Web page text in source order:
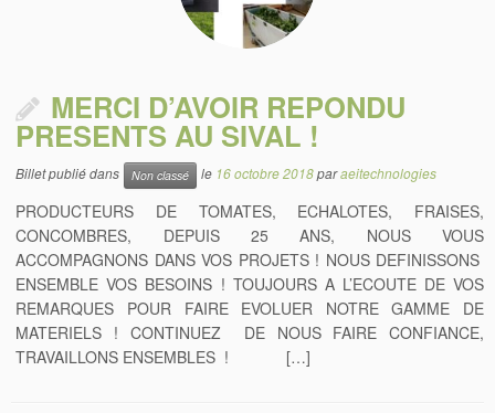
MERCI D’AVOIR REPONDU
PRESENTS AU SIVAL !
Billet publié dans Non classé le 16 octobre 2018paraeitechnologies
PRODUCTEURS DE TOMATES, ECHALOTES, FRAISES,
CONCOMBRES, DEPUIS 25 ANS, NOUS VOUS
ACCOMPAGNONS DANS VOS PROJETS ! NOUS DEFINISSONS
ENSEMBLE VOS BESOINS ! TOUJOURS A L’ECOUTE DE VOS
REMARQUES POUR FAIRE EVOLUER NOTRE GAMME DE
MATERIELS ! CONTINUEZ DE NOUS FAIRE CONFIANCE,
TRAVAILLONS ENSEMBLES ! […]